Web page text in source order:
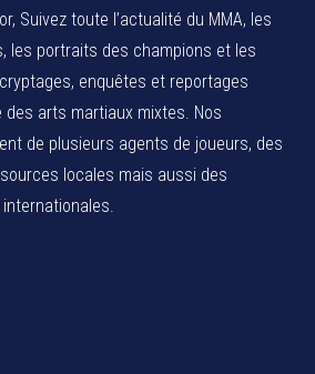
Suivez toute l’actualité du MMA, les
les portraits des champions et les
enquêtes et reportages
arts martiaux mixtes. Nos
de plusieurs agents de joueurs, des
locales mais aussi des